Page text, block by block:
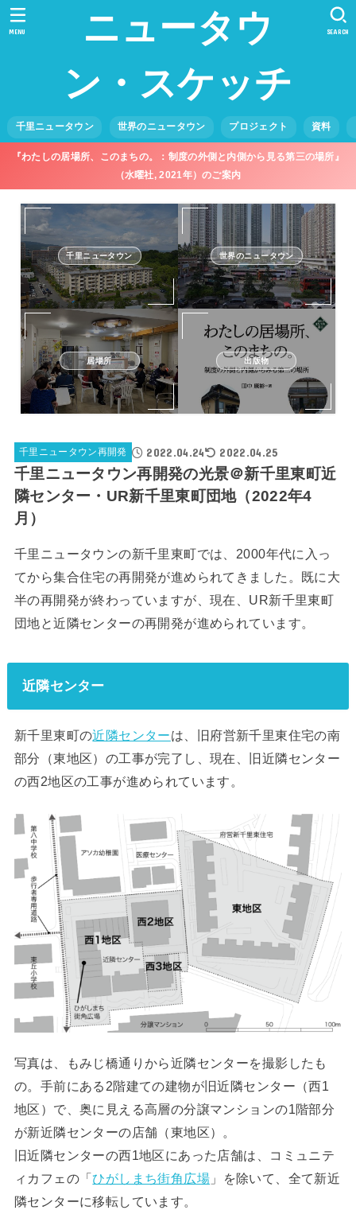
ニュータウ
ン・スケッチ
千里ニュータウン 世界のニュータウン プロジェクト 資料
SEARCH
MENU
『わたしの居場所、このまちの。：制度の外側と内側から見る第三の場所』
（水曜社, 2021年）のご案内
千里ニュータウン 世界のニュータウン
居場所 出版物
千里ニュータウン再開発 2022.04.24 2022.04.25
千里ニュータウン再開発の光景＠新千里東町近
隣センター・UR新千里東町団地（2022年4
月）
千里ニュータウンの新千里東町では、2000年代に入っ
てから集合住宅の再開発が進められてきました。既に大
半の再開発が終わっていますが、現在、UR新千里東町
団地と近隣センターの再開発が進められています。
近隣センター
新千里東町の近隣センターは、旧府営新千里東住宅の南
部分（東地区）の工事が完了し、現在、旧近隣センター
の西2地区の工事が進められています。
写真は、もみじ橋通りから近隣センターを撮影したも
の。手前にある2階建ての建物が旧近隣センター（西1
地区）で、奥に見える高層の分譲マンションの1階部分
が新近隣センターの店舗（東地区）。
旧近隣センターの西1地区にあった店舗は、コミュニテ
ィカフェの「ひがしまち街角広場 」を除いて、全て新近
隣センターに移転しています。